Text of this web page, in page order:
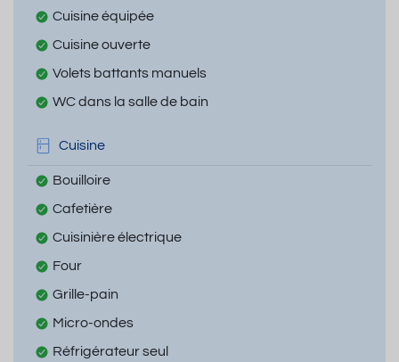
Cuisine équipée
Cuisine ouverte
Volets battants manuels
WC dans la salle de bain
Cuisine
Bouilloire
Cafetière
Cuisinière électrique
Four
Grille-pain
Micro-ondes
Réfrigérateur seul